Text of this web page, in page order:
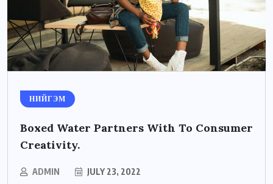
НИЙГЭМ
Boxed Water Partners With To Consumer
Creativity.
ADMIN JULY 23, 2022